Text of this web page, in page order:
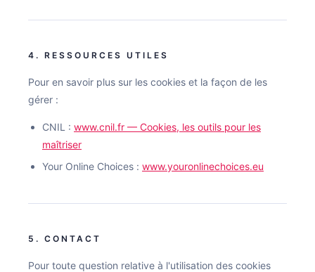
4. RESSOURCES UTILES
Pour en savoir plus sur les cookies et la façon de les
gérer :
CNIL : www.cnil.fr — Cookies, les outils pour les
maîtriser
Your Online Choices : www.youronlinechoices.eu
5. CONTACT
Pour toute question relative à l'utilisation des cookies